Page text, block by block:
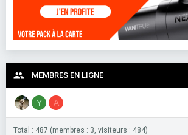
MEMBRES EN LIGNE
Y A
Total : 487 (membres : 3, visiteurs : 484)